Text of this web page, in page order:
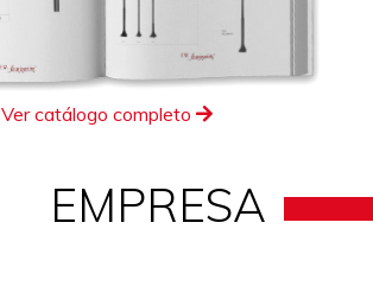
Ver catálogo completo
EMPRESA